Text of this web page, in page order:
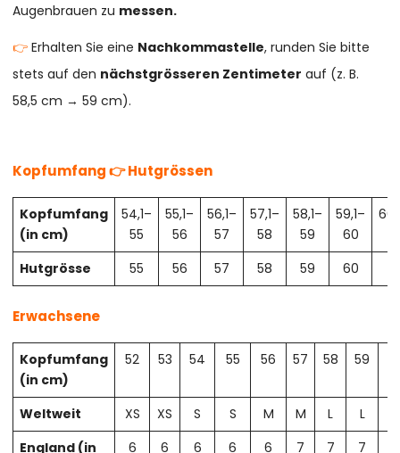
Augenbrauen zu messen.
👉Erhalten Sie eine Nachkommastelle, runden Sie bitte
stets auf den nächstgrösseren Zentimeter auf (z. B.
58,5 cm → 59 cm).
Kopfumfang 👉 Hutgrössen
Kopfumfang
(in cm)
54,1–
55
55,1–
56
56,1–
57
57,1–
58
58,1–
59
59,1–
60
Hutgrösse
55 56 57 58 59 60
Erwachsene
Kopfumfang
(in cm)
52 53 54 55 56 57 58 59
Weltweit XS XS S S M M L L
England (in
6
6
6
6
6
7
7
7